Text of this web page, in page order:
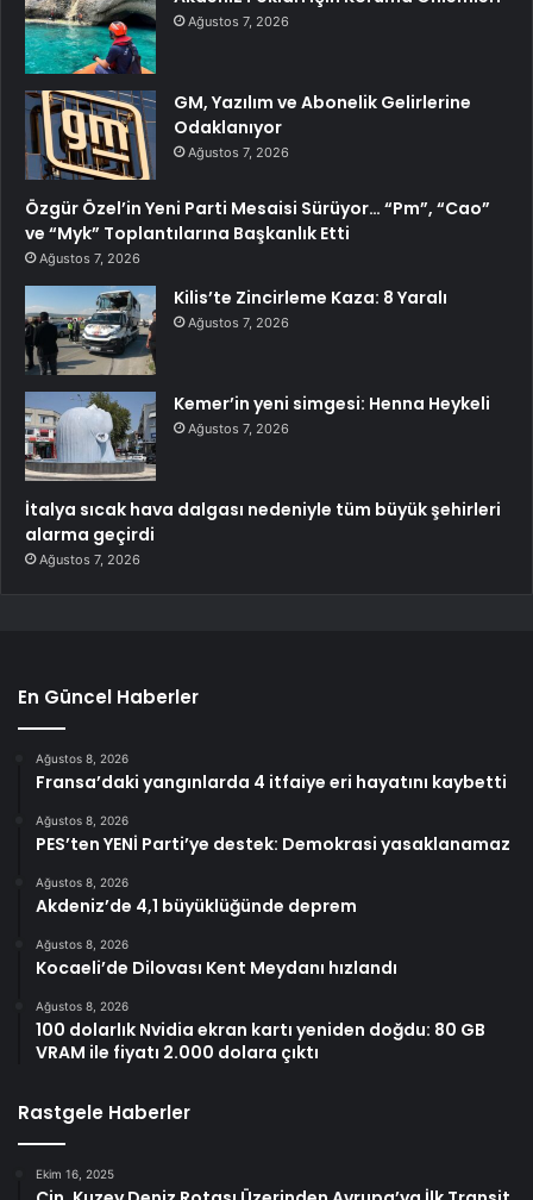
Ağustos 7, 2026
GM, Yazılım ve Abonelik Gelirlerine
Odaklanıyor
Ağustos 7, 2026
Özgür Özel’in Yeni Parti Mesaisi Sürüyor… “Pm”, “Cao”
ve “Myk” Toplantılarına Başkanlık Etti
Ağustos 7, 2026
Kilis’te Zincirleme Kaza: 8 Yaralı
Ağustos 7, 2026
Kemer’in yeni simgesi: Henna Heykeli
Ağustos 7, 2026
İtalya sıcak hava dalgası nedeniyle tüm büyük şehirleri
alarma geçirdi
Ağustos 7, 2026
En Güncel Haberler
Ağustos 8, 2026
Fransa’daki yangınlarda 4 itfaiye eri hayatını kaybetti
Ağustos 8, 2026
PES’ten YENİ Parti’ye destek: Demokrasi yasaklanamaz
Ağustos 8, 2026
Akdeniz’de 4,1 büyüklüğünde deprem
Ağustos 8, 2026
Kocaeli’de Dilovası Kent Meydanı hızlandı
Ağustos 8, 2026
100 dolarlık Nvidia ekran kartı yeniden doğdu: 80 GB
VRAM ile fiyatı 2.000 dolara çıktı
Rastgele Haberler
Ekim 16, 2025